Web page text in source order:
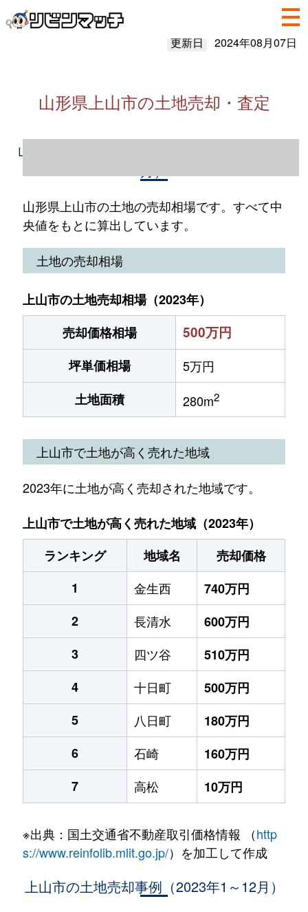
更新日 2024年08月07日
山形県上山市の土地売却・査定
山形県上山市の土地売却情報（2023年1～12
山形県上山市の土地の売却相場です。すべて中
央値をもとに算出しています。
土地の売却相場
上山市の土地売却相場（2023年）
売却価格相場
500万円
坪単価相場
5万円
土地面積
280m2
上山市で土地が高く売れた地域
2023年に土地が高く売却された地域です。
上山市で土地が高く売れた地域（2023年）
ランキング
地域名
売却価格
1
金生西
740万円
2
長清水
600万円
3
四ツ谷
510万円
4
十日町
500万円
5
八日町
180万円
6
石崎
160万円
7
高松 10万円
※出典：国土交通省不動産取引価格情報 （http
s://www.reinfolib.mlit.go.jp/）を加工して作成
上山市の土地売却事例（2023年1～12月）